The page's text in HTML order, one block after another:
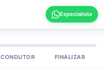
CONDUTOR FINALIZAR